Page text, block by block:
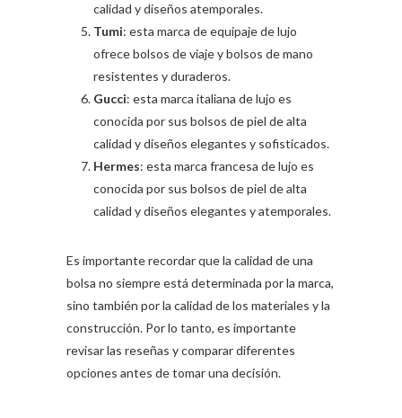
calidad y diseños atemporales.
Tumi: esta marca de equipaje de lujo
ofrece bolsos de viaje y bolsos de mano
resistentes y duraderos.
Gucci: esta marca italiana de lujo es
conocida por sus bolsos de piel de alta
calidad y diseños elegantes y sofisticados.
Hermes: esta marca francesa de lujo es
conocida por sus bolsos de piel de alta
calidad y diseños elegantes y atemporales.
Es importante recordar que la calidad de una
bolsa no siempre está determinada por la marca,
sino también por la calidad de los materiales y la
construcción. Por lo tanto, es importante
revisar las reseñas y comparar diferentes
opciones antes de tomar una decisión.